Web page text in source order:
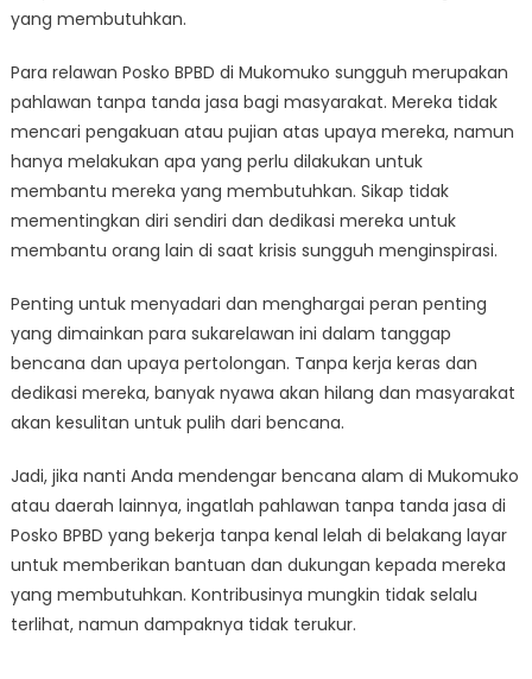
yang membutuhkan.
Para relawan Posko BPBD di Mukomuko sungguh merupakan
pahlawan tanpa tanda jasa bagi masyarakat. Mereka tidak
mencari pengakuan atau pujian atas upaya mereka, namun
hanya melakukan apa yang perlu dilakukan untuk
membantu mereka yang membutuhkan. Sikap tidak
mementingkan diri sendiri dan dedikasi mereka untuk
membantu orang lain di saat krisis sungguh menginspirasi.
Penting untuk menyadari dan menghargai peran penting
yang dimainkan para sukarelawan ini dalam tanggap
bencana dan upaya pertolongan. Tanpa kerja keras dan
dedikasi mereka, banyak nyawa akan hilang dan masyarakat
akan kesulitan untuk pulih dari bencana.
Jadi, jika nanti Anda mendengar bencana alam di Mukomuko
atau daerah lainnya, ingatlah pahlawan tanpa tanda jasa di
Posko BPBD yang bekerja tanpa kenal lelah di belakang layar
untuk memberikan bantuan dan dukungan kepada mereka
yang membutuhkan. Kontribusinya mungkin tidak selalu
terlihat, namun dampaknya tidak terukur.